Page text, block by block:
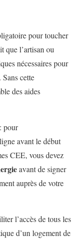
pour toucher
que l’artisan ou
nécessaires pour
cette
des aides
pour
avant le début
CEE, vous devez
avant de signer
auprès de votre
l’accès de tous les
d’un logement de